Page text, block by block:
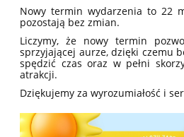
Nowy termin wydarzenia to 22
pozostają bez zmian.
Liczymy, że nowy termin
sprzyjającej aurze, dzięki czemu
spędzić czas oraz w pełni
atrakcji.
Dziękujemy za wyrozumiałość i